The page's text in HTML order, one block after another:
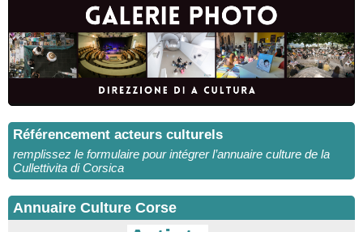
Référencement acteurs culturels
remplissez le formulaire pour intégrer l’annuaire culture de la
Cullettivita di Corsica
Annuaire Culture Corse